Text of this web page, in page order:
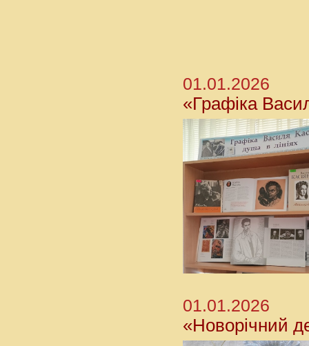
01.01.2026
«Графіка
01.01.2026
«Новорічний